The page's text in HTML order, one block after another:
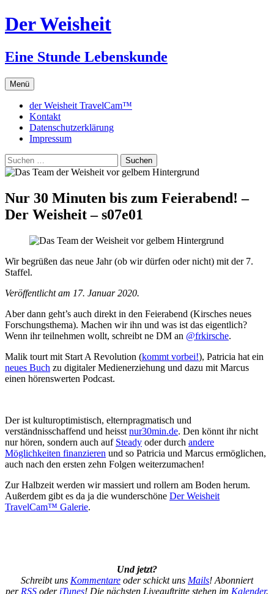
Zum
Inhalt
Der Weisheit
Eine Stunde Lebenskunde
Menü
der Weisheit TravelCam™
Kontakt
Datenschutzerklärung
Impressum
Suchen
nach:
Nur 30 Minuten bis zum Feierabend! –
Der Weisheit – s07e01
Wir begrüßen das neue Jahr (ob wir dürfen oder nicht) mit der 7.
Staffel.
Veröffentlicht am 17. Januar 2020.
Aber dann geht’s auch direkt in den Feierabend (Kirsches neues
Forschungsthema). Machen wir ihn und was ist das eigentlich?
Wenn ihr teilnehmen wollt, schreibt ne DM an @frkirsche.
Malik tourt mit Start A Revolution (kommt vorbei!), Patricia hat ein
neues Buch zu digitaler Medienerziehung und dazu mit Marcus
einen hörenswerten Podcast.
Der ist kulturoptimistisch, elternpragmatisch und
verständnisschaffend und heisst nur30min.de. Den könnt ihr nicht
nur hören, sondern auch auf Steady oder durch andere
Möglichkeiten finanzieren und so Patricia und Marcus ermöglichen,
auch nach den ersten zehn Folgen weiterzumachen!
Zur Halbzeit werden wir massiert und rollern am Boden herum.
Außerdem gibt es da ja die wunderschöne Der Weisheit
TravelCam™ Galerie.
Und jetzt?
Schreibt uns Kommentare oder schickt uns Mails! Abonniert
per RSS oder iTunes! Die nächsten Liveauftritte stehen im Kalender.